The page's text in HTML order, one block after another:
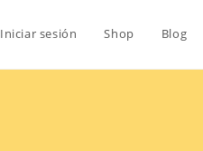
Iniciar sesión Shop Blog